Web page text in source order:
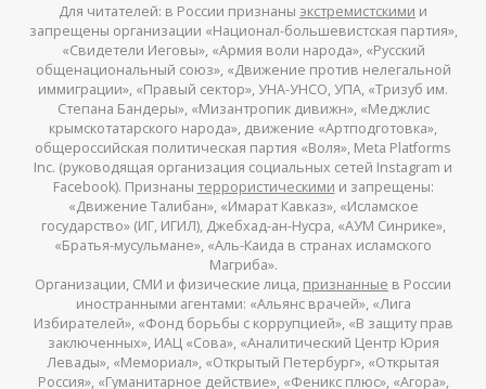
Для читателей: в России признаны экстремистскими и
запрещены организации «Национал-большевистская партия»,
«Свидетели Иеговы», «Армия воли народа», «Русский
общенациональный союз», «Движение против нелегальной
иммиграции», «Правый сектор», УНА-УНСО, УПА, «Тризуб им.
Степана Бандеры», «Мизантропик дивижн», «Меджлис
крымскотатарского народа», движение «Артподготовка»,
общероссийская политическая партия «Воля», Meta Platforms
Inc. (руководящая организация социальных сетей Instagram и
Facebook). Признаны террористическими и запрещены:
«Движение Талибан», «Имарат Кавказ», «Исламское
государство» (ИГ, ИГИЛ), Джебхад-ан-Нусра, «АУМ Синрике»,
«Братья-мусульмане», «Аль-Каида в странах исламского
Магриба».
Организации, СМИ и физические лица, признанные в России
иностранными агентами: «Альянс врачей», «Лига
Избирателей», «Фонд борьбы с коррупцией», «В защиту прав
заключенных», ИАЦ «Сова», «Аналитический Центр Юрия
Левады», «Мемориал», «Открытый Петербург», «Открытая
Россия», «Гуманитарное действие», «Феникс плюс», «Агора»,